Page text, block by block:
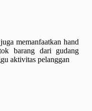
memanfaatkan hand
barang dari gudang
aktivitas pelanggan